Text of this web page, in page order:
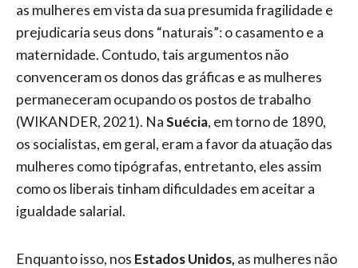
as mulheres em vista da sua presumida fragilidade e
prejudicaria seus dons “naturais”: o casamento e a
maternidade. Contudo, tais argumentos não
convenceram os donos das gráficas e as mulheres
permaneceram ocupando os postos de trabalho
(WIKANDER, 2021). NaSuécia, em torno de 1890,
os socialistas, em geral, eram a favor da atuação das
mulheres como tipógrafas, entretanto, eles assim
como os liberais tinham dificuldades em aceitar a
igualdade salarial.
Enquanto isso, nos Estados Unidos, as mulheres não